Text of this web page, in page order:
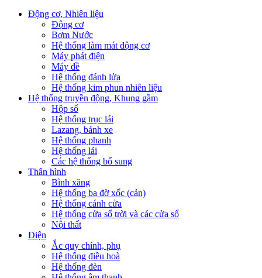
Động cơ, Nhiên liệu
Động cơ
Bơm Nước
Hệ thống làm mát động cơ
Máy phát điện
Máy đề
Hệ thống đánh lửa
Hệ thống kim phun nhiên liệu
Hệ thống truyền động, Khung gầm
Hộp số
Hệ thống trục lái
Lazang, bánh xe
Hệ thống phanh
Hệ thống lái
Các hệ thống bổ sung
Thân hình
Bình xăng
Hệ thống ba đờ xốc (cản)
Hệ thống cánh cửa
Hệ thống cửa sổ trời và các cửa sổ
Nội thất
Điện
Ắc quy chính, phụ
Hệ thống điều hoà
Hệ thống đèn